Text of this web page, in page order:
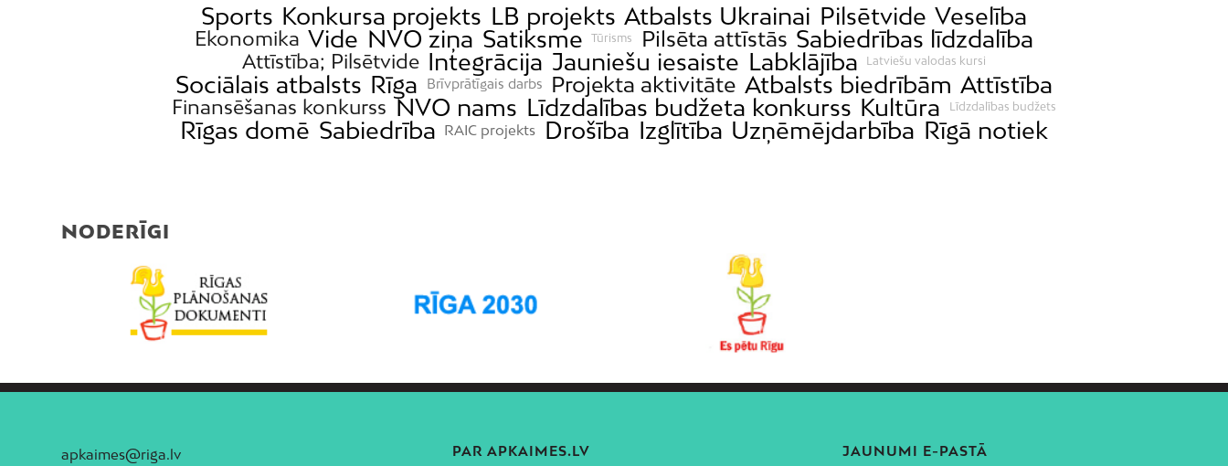
Sports Konkursa projekts LB projekts Atbalsts Ukrainai Pilsētvide Veselība
Ekonomika Vide NVO ziņa Satiksme Tūrisms Pilsēta attīstās Sabiedrības līdzdalība
Attīstība; Pilsētvide Integrācija Jauniešu iesaiste Labklājība Latviešu valodas kursi
Sociālais atbalsts Rīga Brīvprātīgais darbs Projekta aktivitāte Atbalsts biedrībām Attīstība
Finansēšanas konkurss NVO nams Līdzdalības budžeta konkurss Kultūra Līdzdalības budžets
Rīgas domē Sabiedrība RAIC projekts Drošība Izglītība Uzņēmējdarbība Rīgā notiek
NODERĪGI
apkaimes@riga.lv PAR APKAIMES.LV JAUNUMI E-PASTĀ